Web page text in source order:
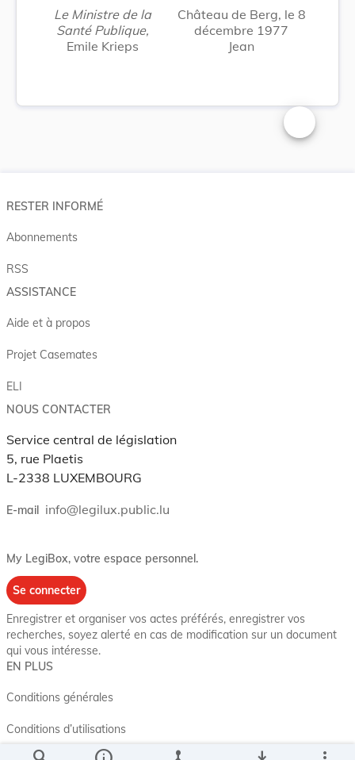
Le Ministre de la
Santé Publique,
Emile Krieps
Château de Berg, le 8
décembre 1977
Jean
Changer la
RESTER INFORMÉ
Abonnements
RSS
ASSISTANCE
Aide et à propos
Projet Casemates
ELI
NOUS CONTACTER
Service central de législation
5, rue Plaetis
L-2338 LUXEMBOURG
E-mail info@legilux.public.lu
My LegiBox, votre espace personnel.
Se connecter
Enregistrer et organiser vos actes préférés, enregistrer vos
recherches, soyez alerté en cas de modification sur un document
qui vous intéresse.
EN PLUS
Conditions générales
Conditions d’utilisations